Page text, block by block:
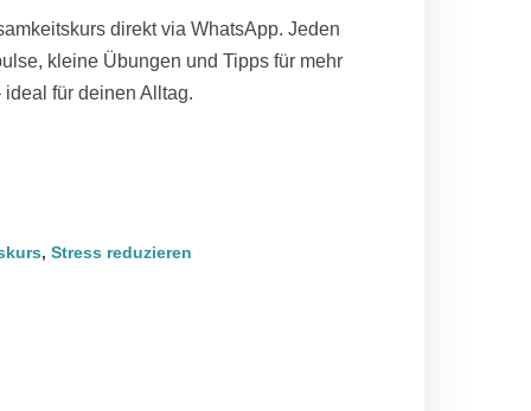
direkt via WhatsApp. Jeden
kleine Übungen und Tipps für mehr
für deinen Alltag.
, Stress reduzieren